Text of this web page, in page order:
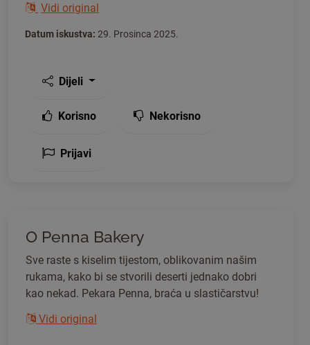
Vidi original
Datum iskustva: 29. Prosinca 2025.
Dijeli
Korisno Nekorisno
Prijavi
O Penna Bakery
Sve raste s kiselim tijestom, oblikovanim našim
rukama, kako bi se stvorili deserti jednako dobri
kao nekad. Pekara Penna, braća u slastičarstvu!
Vidi original